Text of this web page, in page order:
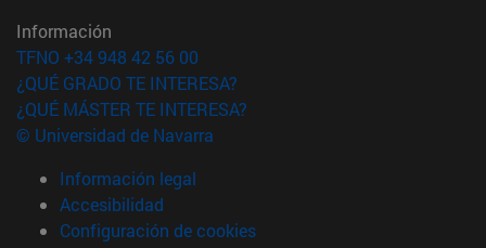
Información
TFNO +34 948 42 56 00
¿QUÉ GRADO TE INTERESA?
¿QUÉ MÁSTER TE INTERESA?
© Universidad de Navarra
Información legal
Accesibilidad
Configuración de cookies